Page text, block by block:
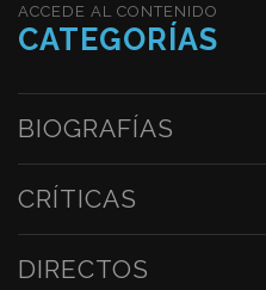
ACCEDE AL CONTENIDO
CATEGORÍAS
BIOGRAFÍAS
CRÍTICAS
DIRECTOS